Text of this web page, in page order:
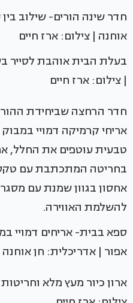
חדר שינה הורים- שילוב
אוחנה | צילום: ארז חיים
בעלת הבית אוהבת לסייר
| צילום: ארז חיים
חדר הרחצה שביחידת
אריחי קרמיקה דמויי
טבעית עוטפים את החלל,
בחריטה המתכתבת עם
אחסון בגוון שמנת עם
להשלמת האווירה.
ספא בבית- אריחים דמויי
אפור | אדריכלית: חן אוחנה
ארון כיור מעץ מלא